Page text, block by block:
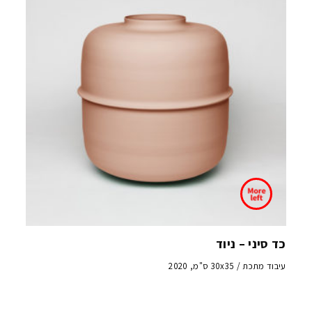
כד סיני – ניוד
עיבוד מתכת / 30x35 ס"מ, 2020